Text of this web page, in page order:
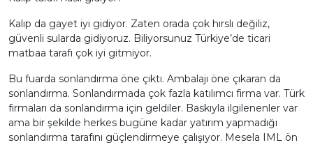
Kalıp da gayet iyi gidiyor. Zaten orada çok hırslı değiliz,
güvenli sularda gidiyoruz. Biliyorsunuz Türkiye’de ticari
matbaa tarafı çok iyi gitmiyor.
Bu fuarda sonlandırma öne çıktı. Ambalajı öne çıkaran da
sonlandırma. Sonlandırmada çok fazla katılımcı firma var. Türk
firmaları da sonlandırma için geldiler. Baskıyla ilgilenenler var
ama bir şekilde herkes bugüne kadar yatırım yapmadığı
sonlandırma tarafını güçlendirmeye çalışıyor. Mesela IML ön